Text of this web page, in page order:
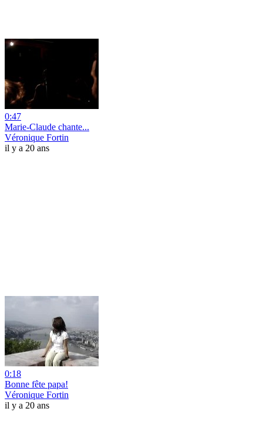
0:47
Marie-Claude chante...
Véronique Fortin
il y a 20 ans
0:18
Bonne fête papa!
Véronique Fortin
il y a 20 ans